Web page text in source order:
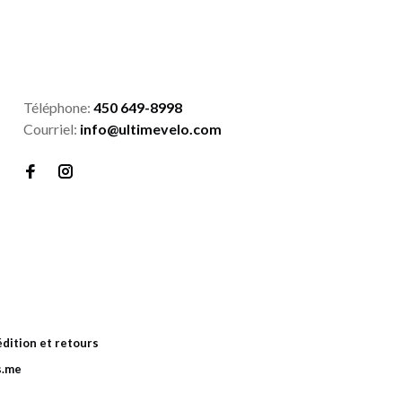
Téléphone: 450 649-8998
Courriel: info@ultimevelo.com
et retours